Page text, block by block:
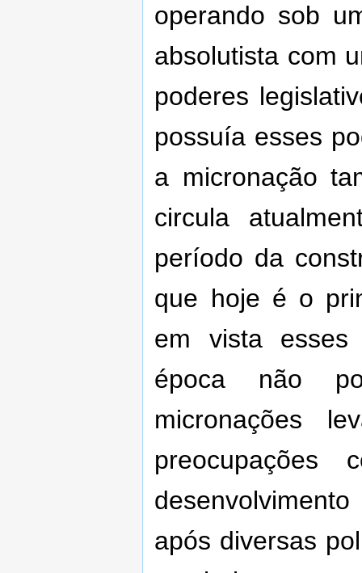
operando sob
absolutista com
poderes
possuía esses
a micronação
circula
período da
que hoje é o
em vista esses
época não
micronações
após diversas